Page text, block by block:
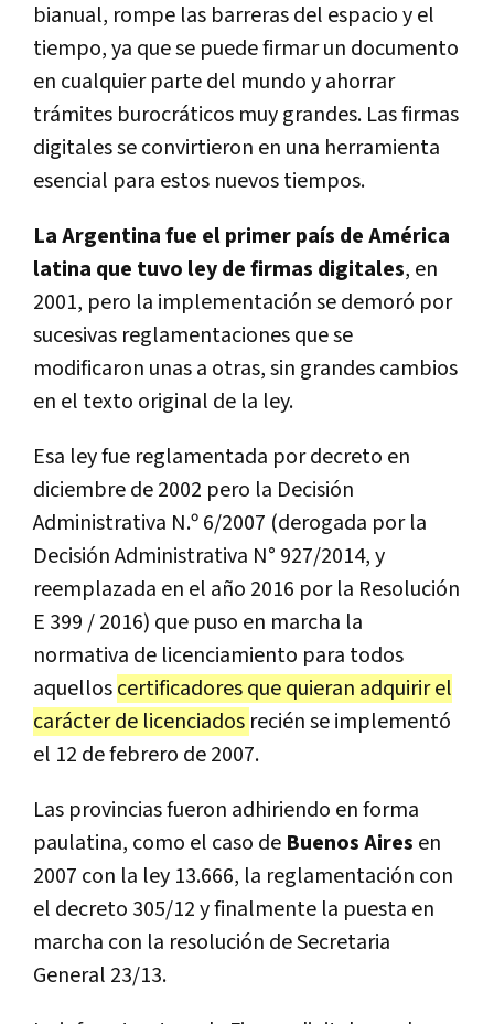
bianual, rompe las barreras del espacio y el
tiempo, ya que se puede firmar un documento
en cualquier parte del mundo y ahorrar
trámites burocráticos muy grandes. Las firmas
digitales se convirtieron en una herramienta
esencial para estos nuevos tiempos.
La Argentina fue el primer país de América
latina que tuvo ley de firmas digitales, en
2001, pero la implementación se demoró por
sucesivas reglamentaciones que se
modificaron unas a otras, sin grandes cambios
en el texto original de la ley.
Esa ley fue reglamentada por decreto en
diciembre de 2002 pero la Decisión
Administrativa N.º 6/2007 (derogada por la
Decisión Administrativa N° 927/2014, y
reemplazada en el año 2016 por la Resolución
E 399 / 2016) que puso en marcha la
normativa de licenciamiento para todos
aquelloscertificadores que quieran adquirir el
carácter de licenciados recién se implementó
el 12 de febrero de 2007.
Las provincias fueron adhiriendo en forma
paulatina, como el caso de Buenos Aires en
2007 con la ley 13.666, la reglamentación con
el decreto 305/12 y finalmente la puesta en
marcha con la resolución de Secretaria
General 23/13.